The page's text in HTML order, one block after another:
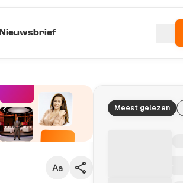
Nieuwsbrief
Meest gelezen